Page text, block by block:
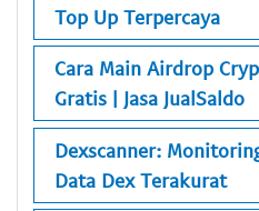
Top Up Terpercaya
Cara Main Airdrop
Gratis | Jasa JualSaldo
Dexscanner:
Data Dex Terakurat